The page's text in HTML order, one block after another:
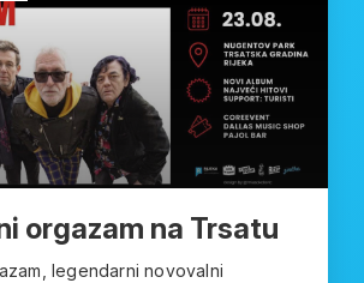
orgazam na Trsatu
legendarni novovalni